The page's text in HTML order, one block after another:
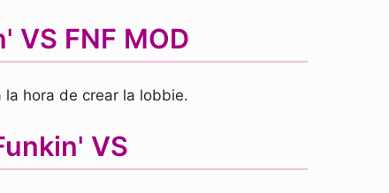
FNF MOD
hora de crear la lobbie.
VS